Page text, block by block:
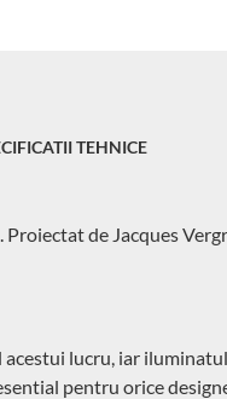
TEHNICE
de Jacques
lucru, iar
pentru orice